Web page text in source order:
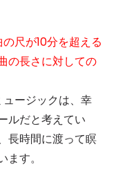
尺が10分を超える
の長さに対しての
ージックは、幸
ルだと考えてい
長時間に渡って瞑
す。